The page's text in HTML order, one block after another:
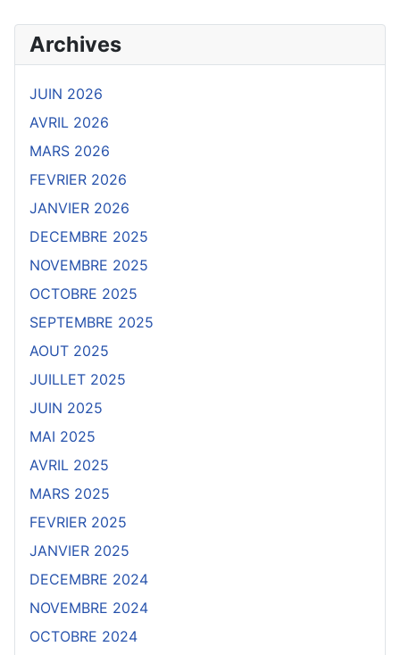
Archives
JUIN 2026
AVRIL 2026
MARS 2026
FEVRIER 2026
JANVIER 2026
DECEMBRE 2025
NOVEMBRE 2025
OCTOBRE 2025
SEPTEMBRE 2025
AOUT 2025
JUILLET 2025
JUIN 2025
MAI 2025
AVRIL 2025
MARS 2025
FEVRIER 2025
JANVIER 2025
DECEMBRE 2024
NOVEMBRE 2024
OCTOBRE 2024